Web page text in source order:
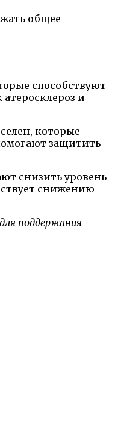
общее
способствуют
и
которые
защитить
снизить уровень
снижению
поддержания